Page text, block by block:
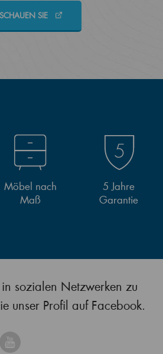
SCHAUEN SIE
Möbel nach
Maß
5 Jahre
Garantie
sozialen Netzwerken zu
unser Profil auf Facebook.